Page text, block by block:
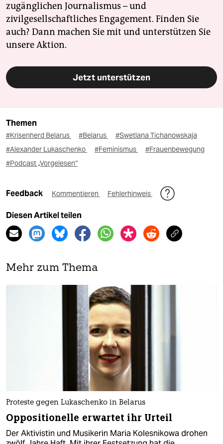
zugänglichen Journalismus – und
zivilgesellschaftliches Engagement. Finden Sie
auch? Dann machen Sie mit und unterstützen Sie
unsere Aktion.
Jetzt unterstützen
Themen
#Krisenherd Belarus #Belarus
#Swetlana Tichanowskaja
#Alexander Lukaschenko
#Feminismus
#Frauenbewegung
#Podcast „Vorgelesen“
Feedback Kommentieren Fehlerhinweis
Diesen Artikel teilen
Mehr zum Thema
Proteste gegen Lukaschenko in Belarus
Oppositionelle erwartet ihr Urteil
Der Aktivistin und Musikerin Maria Kolesnikowa drohen